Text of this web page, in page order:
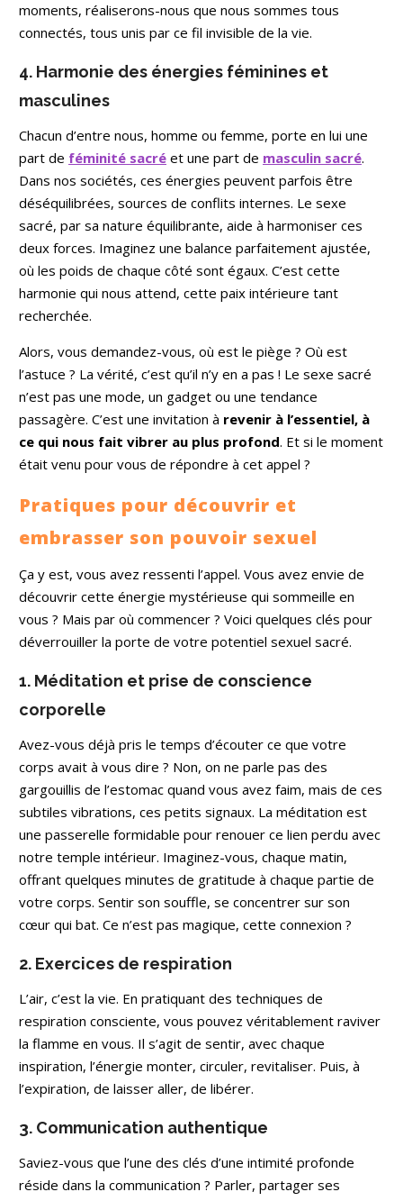
moments, réaliserons-nous que nous sommes tous
connectés, tous unis par ce fil invisible de la vie.
4. Harmonie des énergies féminines et
masculines
Chacun d’entre nous, homme ou femme, porte en lui une
part de féminité sacré et une part de masculin sacré.
Dans nos sociétés, ces énergies peuvent parfois être
déséquilibrées, sources de conflits internes. Le sexe
sacré, par sa nature équilibrante, aide à harmoniser ces
deux forces. Imaginez une balance parfaitement ajustée,
où les poids de chaque côté sont égaux. C’est cette
harmonie qui nous attend, cette paix intérieure tant
recherchée.
Alors, vous demandez-vous, où est le piège ? Où est
l’astuce ? La vérité, c’est qu’il n’y en a pas ! Le sexe sacré
n’est pas une mode, un gadget ou une tendance
passagère. C’est une invitation à revenir à l’essentiel, à
ce qui nous fait vibrer au plus profond. Et si le moment
était venu pour vous de répondre à cet appel ?
Pratiques pour découvrir et
embrasser son pouvoir sexuel
Ça y est, vous avez ressenti l’appel. Vous avez envie de
découvrir cette énergie mystérieuse qui sommeille en
vous ? Mais par où commencer ? Voici quelques clés pour
déverrouiller la porte de votre potentiel sexuel sacré.
1. Méditation et prise de conscience
corporelle
Avez-vous déjà pris le temps d’écouter ce que votre
corps avait à vous dire ? Non, on ne parle pas des
gargouillis de l’estomac quand vous avez faim, mais de ces
subtiles vibrations, ces petits signaux. La méditation est
une passerelle formidable pour renouer ce lien perdu avec
notre temple intérieur. Imaginez-vous, chaque matin,
offrant quelques minutes de gratitude à chaque partie de
votre corps. Sentir son souffle, se concentrer sur son
cœur qui bat. Ce n’est pas magique, cette connexion ?
2. Exercices de respiration
L’air, c’est la vie. En pratiquant des techniques de
respiration consciente, vous pouvez véritablement raviver
la flamme en vous. Il s’agit de sentir, avec chaque
inspiration, l’énergie monter, circuler, revitaliser. Puis, à
l’expiration, de laisser aller, de libérer.
3. Communication authentique
Saviez-vous que l’une des clés d’une intimité profonde
réside dans la communication ? Parler, partager ses